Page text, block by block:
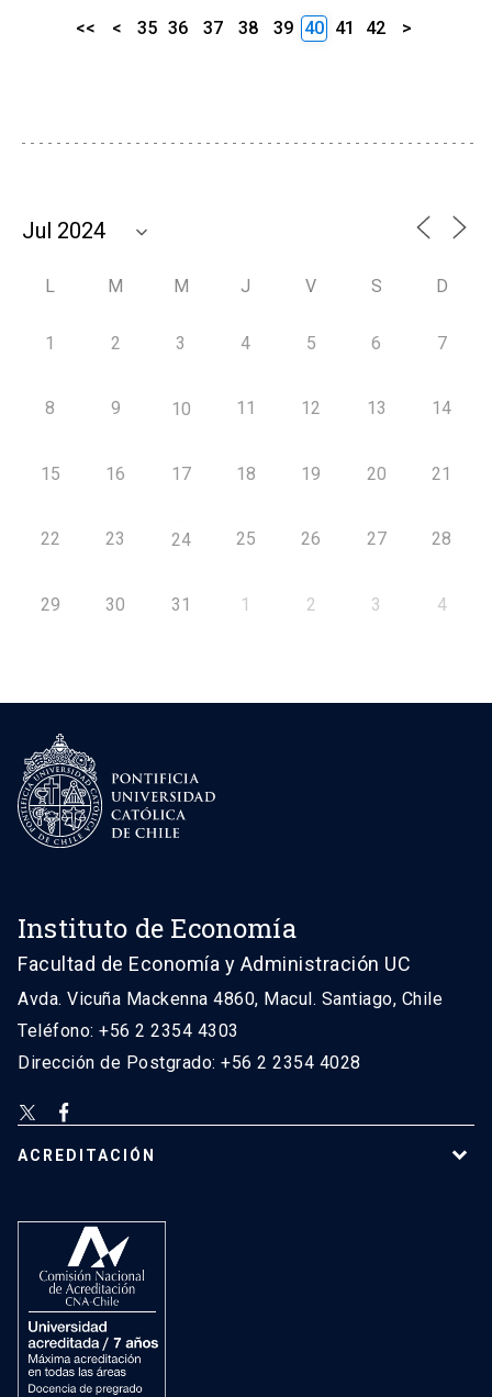
<< < 35 36 37 38 39 40 41 42 >
L M M J V S D
1 2 3 4 5 6 7
8 9 10 11 12 13 14
15 16 17 18 19 20 21
22 23 24 25 26 27 28
29 30 31 1 2 3 4
Instituto de Economía
Facultad de Economía y Administración UC
Avda. Vicuña Mackenna 4860, Macul. Santiago, Chile
Teléfono: +56 2 2354 4303
Dirección de Postgrado: +56 2 2354 4028
ACREDITACIÓN